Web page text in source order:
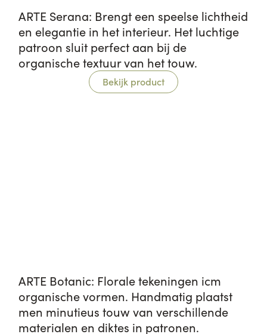
ARTE Serana: Brengt een speelse lichtheid
en elegantie in het interieur. Het luchtige
patroon sluit perfect aan bij de
organische textuur van het touw.
Bekijk product
ARTE Botanic: Florale tekeningen icm
organische vormen. Handmatig plaatst
men minutieus touw van verschillende
materialen en diktes in patronen.